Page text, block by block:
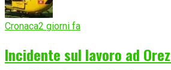
Cronaca2 giorni fa
Incidente sul lavoro ad